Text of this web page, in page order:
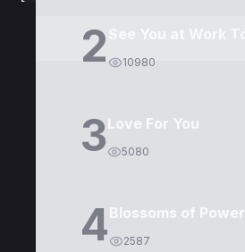
2 10980
3Love For You
5080
4Blossoms of Power
2587